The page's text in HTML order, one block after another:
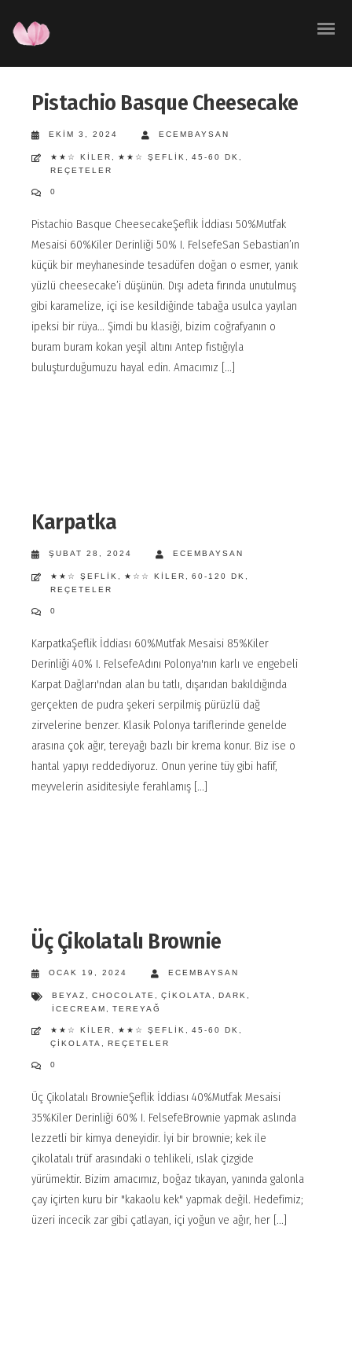
Pistachio Basque Cheesecake
EKIM 3, 2024 ECEMBAYSAN
★★☆ KILER ★★☆ ŞEFLIK 45-60 DK
REÇETELER
0
Pistachio Basque CheesecakeŞeflik İddiası 50%Mutfak
Mesaisi 60%Kiler Derinliği 50% I. FelsefeSan Sebastian’ın
küçük bir meyhanesinde tesadüfen doğan o esmer, yanık
yüzlü cheesecake’i düşünün. Dışı adeta fırında unutulmuş
gibi karamelize, içi ise kesildiğinde tabağa usulca yayılan
ipeksi bir rüya... Şimdi bu klasiği, bizim coğrafyanın o
buram buram kokan yeşil altını Antep fıstığıyla
buluşturduğumuzu hayal edin. Amacımız [...]
Karpatka
ŞUBAT 28, 2024 ECEMBAYSAN
★★☆ ŞEFLIK ★☆☆ KILER 60-120 DK
REÇETELER
0
KarpatkaŞeflik İddiası 60%Mutfak Mesaisi 85%Kiler
Derinliği 40% I. FelsefeAdını Polonya'nın karlı ve engebeli
Karpat Dağları'ndan alan bu tatlı, dışarıdan bakıldığında
gerçekten de pudra şekeri serpilmiş pürüzlü dağ
zirvelerine benzer. Klasik Polonya tariflerinde genelde
arasına çok ağır, tereyağı bazlı bir krema konur. Biz ise o
hantal yapıyı reddediyoruz. Onun yerine tüy gibi hafif,
meyvelerin asiditesiyle ferahlamış [...]
Üç Çikolatalı Brownie
OCAK 19, 2024 ECEMBAYSAN
BEYAZ CHOCOLATE ÇIKOLATA DARK
ICECREAM
TEREYAĞ
★★☆ KILER ★★☆ ŞEFLIK 45-60 DK
ÇIKOLATA
REÇETELER
0
Üç Çikolatalı BrownieŞeflik İddiası 40%Mutfak Mesaisi
35%Kiler Derinliği 60% I. FelsefeBrownie yapmak aslında
lezzetli bir kimya deneyidir. İyi bir brownie; kek ile
çikolatalı trüf arasındaki o tehlikeli, ıslak çizgide
yürümektir. Bizim amacımız, boğaz tıkayan, yanında galonla
çay içirten kuru bir "kakaolu kek" yapmak değil. Hedefimiz;
üzeri incecik zar gibi çatlayan, içi yoğun ve ağır, her [...]